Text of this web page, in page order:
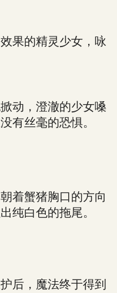
的精灵少女，咏
动，澄澈的少女嗓
有丝毫的恐惧。
蟹猪胸口的方向
纯白色的拖尾。
，魔法终于得到